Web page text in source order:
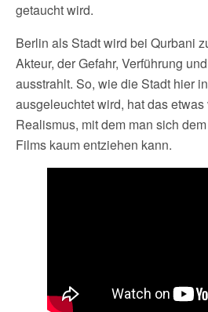
getaucht wird.
Berlin als Stadt wird bei Qurbani
Akteur, der Gefahr, Verführung
ausstrahlt. So, wie die Stadt hier
ausgeleuchtet wird, hat das
Realismus, mit dem man sich
Films kaum entziehen kann.